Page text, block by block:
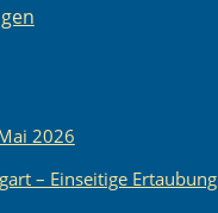
2026
– Einseitige Ertaubung